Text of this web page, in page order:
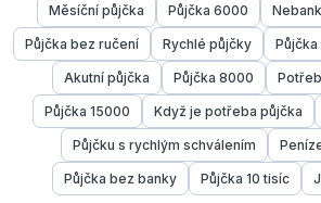
Měsíční půjčka Půjčka 6000
Půjčka bez ručení Rychlé půjčky
Akutní půjčka Půjčka 8000
Půjčka 15000 Když je potřeba půjčka
Půjčku s rychlým schválením
Půjčka bez banky Půjčka 10 tisíc